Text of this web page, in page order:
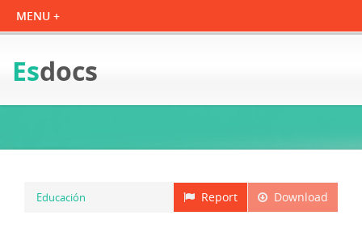
Esdocs
Download
Report
Educación